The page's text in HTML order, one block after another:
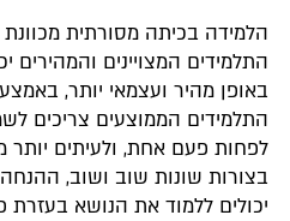
הלמידה בכיתה מסורתית
התלמידים המצויינים והמהירים
באופן מהיר ועצמאי יותר,
התלמידים הממוצעים צריכים
לפחות פעם אחת, ולעיתים יותר
בצורות שונות שוב ושוב,
יכולים ללמוד את הנושא